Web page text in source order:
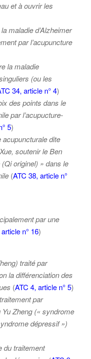
et à ouvrir les
maladie d’Alzheimer
par l’acupuncture
la maladie
(ou les
34, article n° 4)
des points dans le
par l’acupucture-
5)
acupuncturale dite
soutenir le Ben
originel) » dans le
(ATC 38, article n°
par une
n° 16)
traité par
la différenciation des
(ATC 4, article n° 5)
par
Yu Zheng (« syndrome
dépressif »)
du traitement